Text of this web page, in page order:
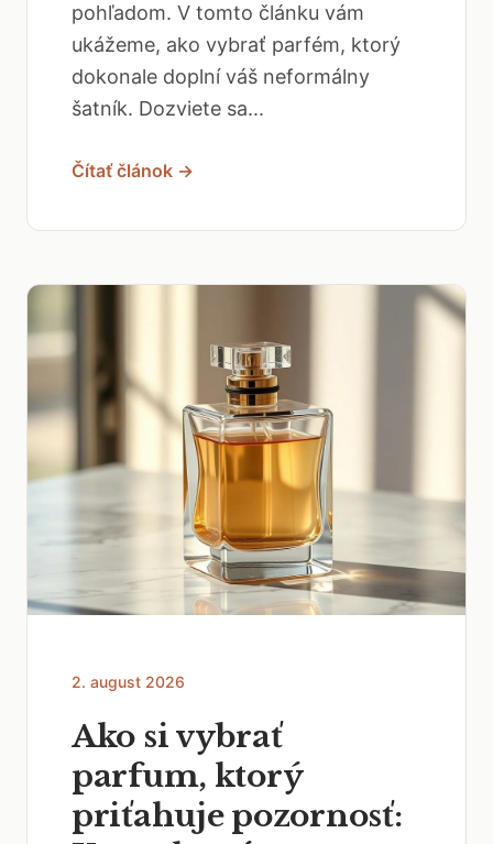
pohľadom. V tomto článku vám
ukážeme, ako vybrať parfém, ktorý
dokonale doplní váš neformálny
šatník. Dozviete sa...
Čítať článok →
2. august 2026
Ako si vybrať
parfum, ktorý
priťahuje pozornosť: